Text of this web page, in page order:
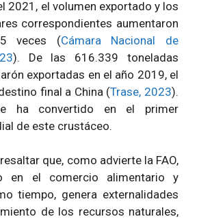
2021, el volumen exportado y los
correspondientes aumentaron
veces (Cámara Nacional de
). De las 616.339 toneladas
exportadas en el año 2019, el
final a China (Trase, 2023).
ha convertido en el primer
de este crustáceo.
que, como advierte la FAO,
en el comercio alimentario y
tiempo, genera externalidades
de los recursos naturales,